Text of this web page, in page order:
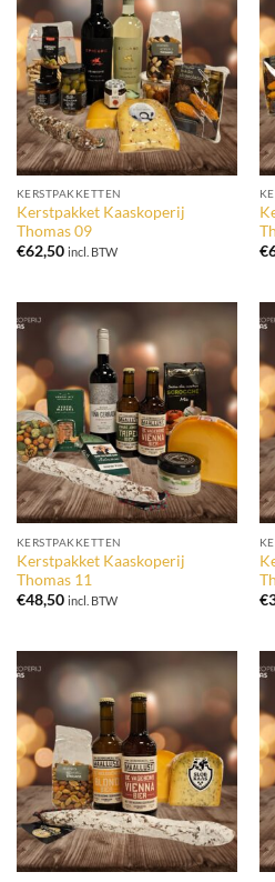
KERSTPAKKETTEN
Kerstpakket Kaaskoperij
Thomas 09
€62,50 incl. BTW
€
KERSTPAKKETTEN
Kerstpakket Kaaskoperij
Thomas 11
€48,50 incl. BTW
€